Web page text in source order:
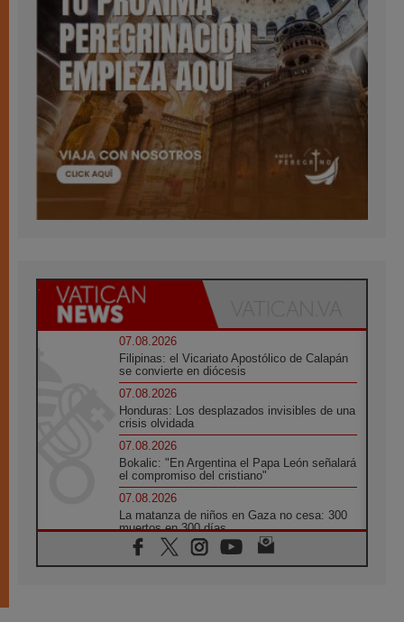
07.08.2026
Filipinas: el Vicariato Apostólico de Calapán
se convierte en diócesis
07.08.2026
Honduras: Los desplazados invisibles de una
crisis olvidada
07.08.2026
Bokalic: "En Argentina el Papa León señalará
el compromiso del cristiano"
07.08.2026
La matanza de niños en Gaza no cesa: 300
muertos en 300 días
07.08.2026
Tagle: La guerra desfigura el mundo, solo la